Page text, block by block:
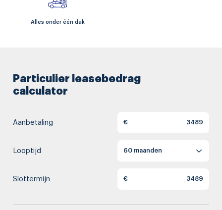
Alles onder één dak
Particulier leasebedrag
calculator
Aanbetaling €
Looptijd
Slottermijn €